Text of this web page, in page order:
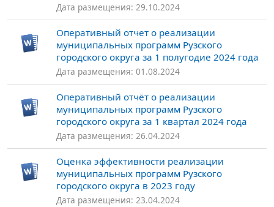
Дата размещения: 29.10.2024
Оперативный отчет о реализации
муниципальных программ Рузского
городского округа за 1 полугодие 2024 года
Дата размещения: 01.08.2024
Оперативный отчёт о реализации
муниципальных программ Рузского
городского округа за 1 квартал 2024 года
Дата размещения: 26.04.2024
Оценка эффективности реализации
муниципальных программ Рузского
городского округа в 2023 году
Дата размещения: 23.04.2024